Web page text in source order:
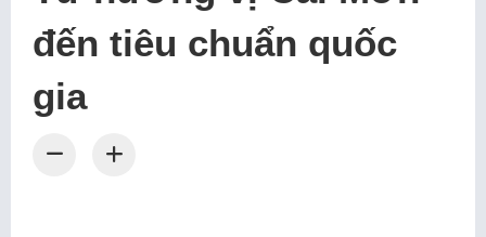
đến tiêu chuẩn quốc
gia